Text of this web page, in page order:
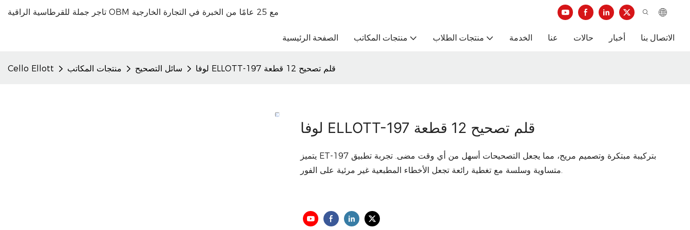
تاجر جملة للقرطاسية الراقية OBM مع 25 عامًا من الخبرة في التجارة الخارجية
الصفحة الرئيسية منتجات المكاتب منتجات الطلاب الخدمة عنا حالات أخبار الاتصال بنا
Cello Ellott منتجات المكاتب سائل التصحيح لوفا ELLOTT-197 قلم تصحيح 12 قطعة
لوفا ELLOTT-197 قلم تصحيح 12 قطعة
يتميز ET-197 بتركيبة مبتكرة وتصميم مريح، مما يجعل التصحيحات أسهل من أي وقت مضى. تجربة تطبيق